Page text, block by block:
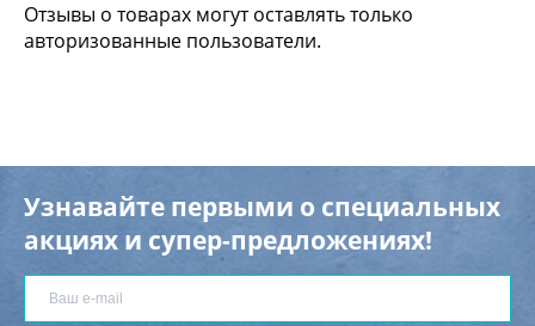
Отзывы о товарах могут оставлять только
авторизованные пользователи.
Узнавайте первыми о специальных
акциях и супер-предложениях!